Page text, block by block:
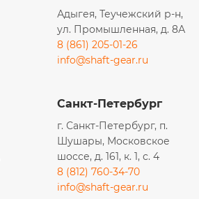
Адыгея, Теучежский р-н,
ул. Промышленная, д. 8А
8 (861) 205-01-26
info@shaft-gear.ru
Санкт-Петербург
г. Санкт-Петербург, п.
Шушары, Московское
шоссе, д. 161, к. 1, с. 4
8 (812) 760-34-70
info@shaft-gear.ru